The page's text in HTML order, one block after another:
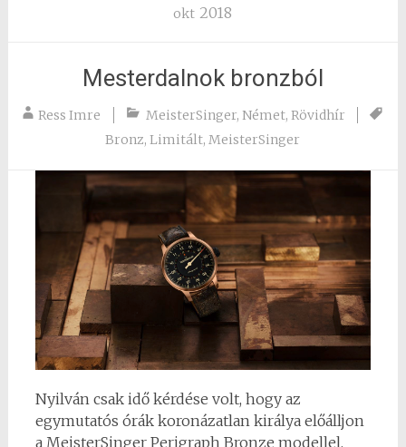
okt 2018
Mesterdalnok bronzból
Ress Imre MeisterSinger, Német,Rövidhír
Bronz,Limitált,MeisterSinger
Nyilván csak idő kérdése volt, hogy az
egymutatós órák koronázatlan királya előálljon
a MeisterSinger Perigraph Bronze modellel,